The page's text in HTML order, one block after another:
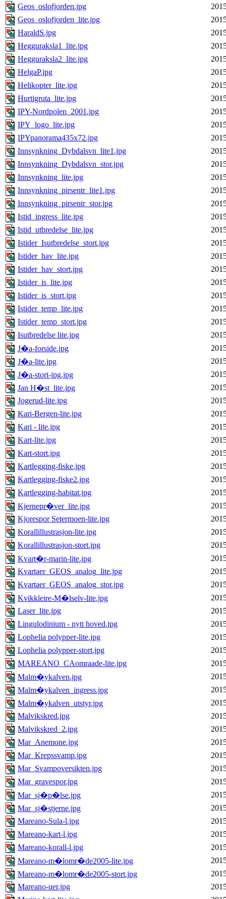
Geos_oslofjorden.jpg
Geos_oslofjorden_lite.jpg
HaraldS.jpg
Hegguraksla1_lite.jpg
Hegguraksla2_lite.jpg
HelgaP.jpg
Helikopter_lite.jpg
Hurtigruta_lite.jpg
IPY-Nordpolen_2001.jpg
IPY_logo_lite.jpg
IPYpanorama435x72.jpg
Innsynkning_Dybdalsvn_lite1.jpg
Innsynkning_Dybdalsvn_stor.jpg
Innsynkning_lite.jpg
Innsynkning_pirsentr_lite1.jpg
Innsynkning_pirsentr_stor.jpg
Istid_ingress_lite.jpg
Istid_utbredelse_lite.jpg
Istider_Isutbredelse_stort.jpg
Istider_hav_lite.jpg
Istider_hav_stort.jpg
Istider_is_lite.jpg
Istider_is_stort.jpg
Istider_temp_lite.jpg
Istider_temp_stort.jpg
Isutbredelse lite.jpg
J�a-forside.jpg
J�a-lite.jpg
J�a-stort-jpg.jpg
Jan H�st_lite.jpg
Jogerud-lite.jpg
Kari-Bergen-lite.jpg
Kari - lite.jpg
Kart-lite.jpg
Kart-stort.jpg
Kartlegging-fiske.jpg
Kartlegging-fiske2.jpg
Kartlegging-habitat.jpg
Kjernepr�ver_lite.jpg
Kjorespor Setermoen-lite.jpg
Korallillustrasjon-lite.jpg
Korallillustrasjon-stort.jpg
Kvart�r-marin-lite.jpg
Kvartaer_GEOS_analog_lite.jpg
Kvartaer_GEOS_analog_stor.jpg
Kvikkleire-M�lselv-lite.jpg
Laser_lite.jpg
Lingulodinium - nytt hoved.jpg
Lophelia polypper-lite.jpg
Lophelia polypper-stort.jpg
MAREANO_CAomraade-lite.jpg
Malm�ykalven.jpg
Malm�ykalven_ingress.jpg
Malm�ykalven_utstyr.jpg
Malvikskred.jpg
Malvikskred_2.jpg
Mar_Anemone.jpg
Mar_Krepssvamp.jpg
Mar_Svampoversikten.jpg
Mar_gravespor.jpg
Mar_sj�p�lse.jpg
Mar_sj�stjerne.jpg
Mareano-Sula-l.jpg
Mareano-kart-l.jpg
Mareano-korall-l.jpg
Mareano-m�lomr�de2005-lite.jpg
Mareano-m�lomr�de2005-stort.jpg
Mareano-uer.jpg